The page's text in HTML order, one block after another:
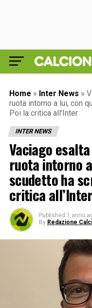
Home » Inter News »
ruota intorno a lui, con
Poi la critica all’Inter
INTER NEWS
Vaciago
ruota intorno
scudetto ha
critica all’Inter
Published 1 anno
By Redazione